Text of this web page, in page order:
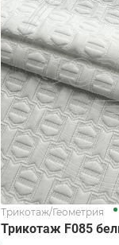
Трикотаж/Геометрия
Трикотаж F085